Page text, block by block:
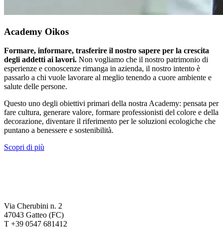
Academy Oikos
Formare, informare, trasferire il nostro sapere per la crescita
degli addetti ai lavori. Non vogliamo che il nostro patrimonio di
esperienze e conoscenze rimanga in azienda, il nostro intento è
passarlo a chi vuole lavorare al meglio tenendo a cuore ambiente e
salute delle persone.
Questo uno degli obiettivi primari della nostra Academy: pensata per
fare cultura, generare valore, formare professionisti del colore e della
decorazione, diventare il riferimento per le soluzioni ecologiche che
puntano a benessere e sostenibilità.
Scopri di più
Via Cherubini n. 2
47043 Gatteo (FC)
T +39 0547 681412